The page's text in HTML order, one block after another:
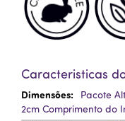
Caracteristicas
Mais
Informação
Pacote
2cm Comprimento do